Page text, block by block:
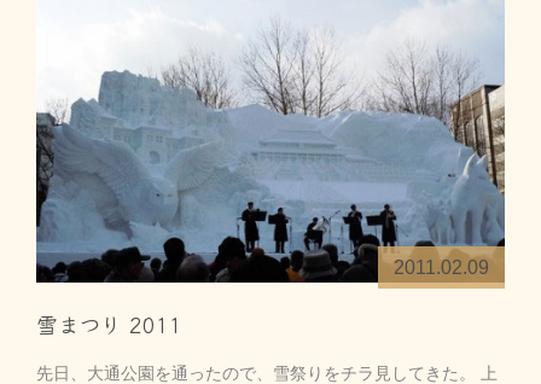
2011.02.09
雪まつり 2011
先日、大通公園を通ったので、雪祭りをチラ見してきた。 上